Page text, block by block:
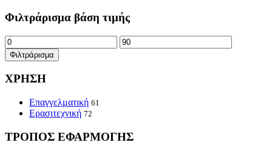
Φιλτράρισμα βάση τιμής
Ελάχιστη
τιμή
Μέγιστη
τιμή
Φιλτράρισμα
ΧΡΗΣΗ
Επαγγελματική 61
Ερασιτεχνική 72
ΤΡΟΠΟΣ ΕΦΑΡΜΟΓΗΣ